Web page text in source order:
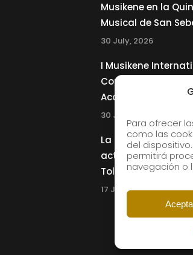
Para ofrecer
como las
del
permitirá
navegación o
Musikene en la
Musical de San
30 July, 2026
I Musikene
Competition for
Accordionists
30 July, 2026
La Musikene Big
actuará junto a
Tolliver en el 61
17 July, 2026